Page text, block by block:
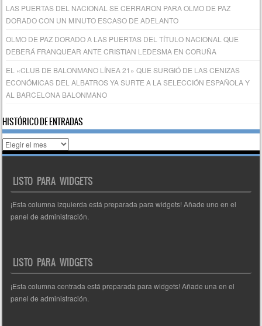
LAS PUERTAS DEL NACIONAL SE CERRARON PARA OLMO DE PAZ
DORADO CON UN MINUTO ESCASO DE ADELANTO
OLMO DE PAZ DORADO A LAS PUERTAS DEL TÍTULO NACIONAL QUE
DEBERÁ FRANQUEAR ANTE CRISTIAN LEDESMA EN CORUÑA
EL «CLUB DE BALONMANO LÍNEA 21» QUE SURGIÓ DE LAS CENIZAS
ECONÓMICAS DEL ALBATROS YA SURTE A LA SELECCIÓN ESPAÑOLA Y
AL BARCELONA BALONMANO
HISTÓRICO DE ENTRADAS
Histórico
de
LISTO PARA WIDGETS
¡Esta columna izquierda está preparada para widgets! Añade uno en el
panel de administración.
LISTO PARA WIDGETS
¡Esta columna centrada está preparada para widgets! Añade una en el
panel de administración.